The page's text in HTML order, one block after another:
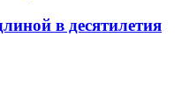
в десятилетия